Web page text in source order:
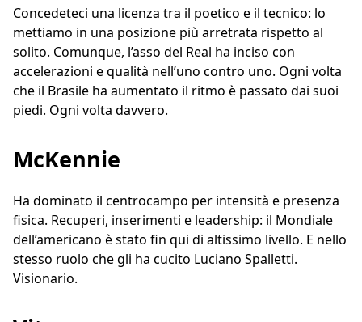
Concedeteci una licenza tra il poetico e il tecnico: lo
mettiamo in una posizione più arretrata rispetto al
solito. Comunque, l’asso del Real ha inciso con
accelerazioni e qualità nell’uno contro uno. Ogni volta
che il Brasile ha aumentato il ritmo è passato dai suoi
piedi. Ogni volta davvero.
McKennie
Ha dominato il centrocampo per intensità e presenza
fisica. Recuperi, inserimenti e leadership: il Mondiale
dell’americano è stato fin qui di altissimo livello. E nello
stesso ruolo che gli ha cucito Luciano Spalletti.
Visionario.